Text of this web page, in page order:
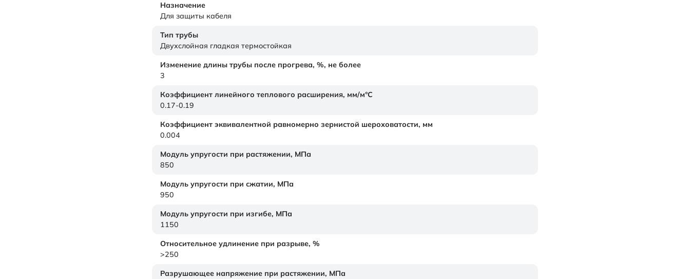
Назначение
Для защиты кабеля
Тип трубы
Двухслойная гладкая термостойкая
Изменение длины трубы после прогрева, %, не более
3
Коэффициент линейного теплового расширения, мм/м°С
0.17-0.19
Коэффициент эквивалентной равномерно зернистой шероховатости, мм
0.004
Модуль упругости при растяжении, МПа
850
Модуль упругости при сжатии, МПа
950
Модуль упругости при изгибе, МПа
1150
Относительное удлинение при разрыве, %
>250
Разрушающее напряжение при растяжении, МПа